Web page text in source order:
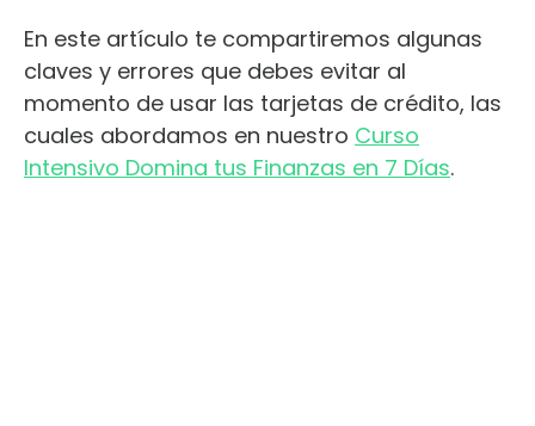
En este artículo te compartiremos algunas
claves y errores que debes evitar al
momento de usar las tarjetas de crédito, las
cuales abordamos en nuestro Curso
Intensivo Domina tus Finanzas en 7 Días.